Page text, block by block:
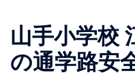
山手小学校
の通学路安